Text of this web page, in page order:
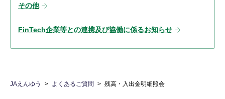
その他
FinTech企業等との連携及び協働に係るお知らせ
JAえんゆう よくあるご質問 残高・入出金明細照会